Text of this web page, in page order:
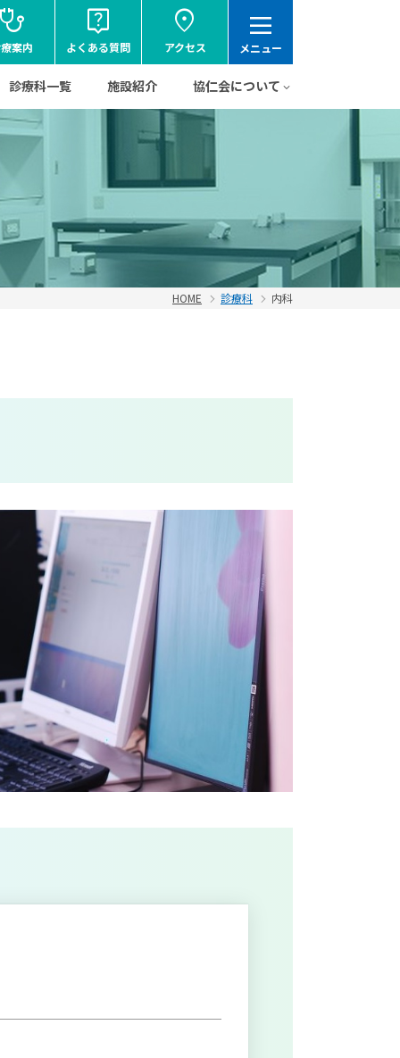
案内
live_help
よくある質問
location_on
アクセス
dehaze
メニュー
診療科一覧 施設紹介 協仁会について
HOME 診療科 内科